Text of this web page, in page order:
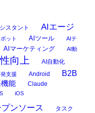
スタント
AIエージ
ット AIツール
AIテ
AIマーケティング AI動
向上 AI自動化
支援 Android
B2B
能 Claude
iOS
ンソース
タスク